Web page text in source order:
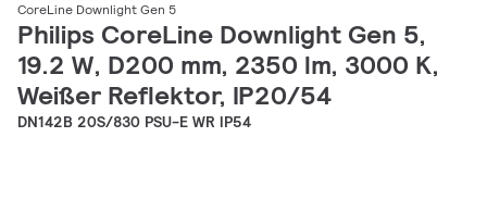
CoreLine Downlight Gen 5
Philips CoreLine Downlight Gen 5,
19.2 W, D200 mm, 2350 lm, 3000 K,
Weißer Reflektor, IP20/54
DN142B 20S/830 PSU-E WR IP54